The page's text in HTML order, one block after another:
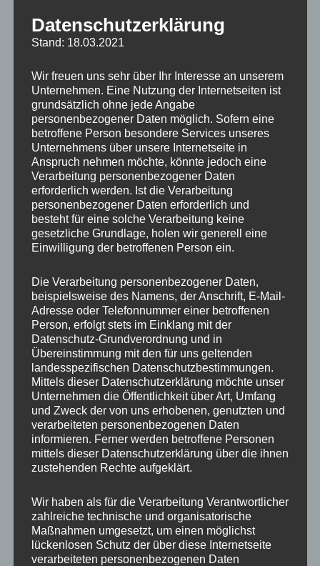
Stärken fokussierst, kannst du die inneren
Blockaden erkennen und ihnen begegnen.
ich, um mutig voranzuschreiten? Und vor
allem: Was könnte passieren, wenn ich den
ersten Schritt wage?
Nimm dir Zeit für diese Fragen. Sie sind der
Schlüssel, um die Hürde zu überwinden und
den Weg in Richtung deiner Ziele zu ebnen. Du
hast die Kraft, den ersten Schritt zu gehen –
und jeder weitere folgt dann leichter.
Vielleicht gehst du ja heute gleich los? Viel
Erfolg wünsche ich dir dabei!
Habt alle eine schöne neue Woche!
#eigenestärken
#ersterSchritt
#coaching
Datenschutzerklärung
Stand: 18.03.2021
Wir freuen uns sehr über Ihr Interesse an unserem
Unternehmen. Eine Nutzung der Internetseiten ist
grundsätzlich ohne jede Angabe
personenbezogener Daten möglich. Sofern eine
betroffene Person besondere Services unseres
Unternehmens über unsere Internetseite in
Anspruch nehmen möchte, könnte jedoch eine
Verarbeitung personenbezogener Daten
erforderlich werden. Ist die Verarbeitung
personenbezogener Daten erforderlich und
besteht für eine solche Verarbeitung keine
gesetzliche Grundlage, holen wir generell eine
Einwilligung der betroffenen Person ein.
Die Verarbeitung personenbezogener Daten,
beispielsweise des Namens, der Anschrift, E-Mail-
Adresse oder Telefonnummer einer betroffenen
Person, erfolgt stets im Einklang mit der
Datenschutz-Grundverordnung und in
Übereinstimmung mit den für uns geltenden
landesspezifischen Datenschutzbestimmungen.
Mittels dieser Datenschutzerklärung möchte unser
Unternehmen die Öffentlichkeit über Art, Umfang
und Zweck der von uns erhobenen, genutzten und
verarbeiteten personenbezogenen Daten
informieren. Ferner werden betroffene Personen
mittels dieser Datenschutzerklärung über die ihnen
zustehenden Rechte aufgeklärt.
Wir haben als für die Verarbeitung Verantwortlicher
zahlreiche technische und organisatorische
Maßnahmen umgesetzt, um einen möglichst
lückenlosen Schutz der über diese Internetseite
verarbeiteten personenbezogenen Daten